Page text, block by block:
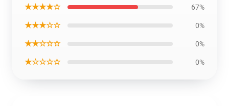
★★★★☆ 67%
★★★☆☆ 0%
★★☆☆☆ 0%
★☆☆☆☆ 0%